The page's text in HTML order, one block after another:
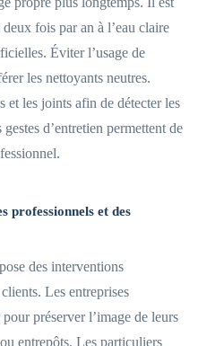
fois par an à l’eau claire
Éviter l’usage de
les nettoyants neutres.
les joints afin de détecter les
d’entretien permettent de
professionnels et des
des interventions
Les entreprises
préserver l’image de leurs
entrepôts. Les particuliers